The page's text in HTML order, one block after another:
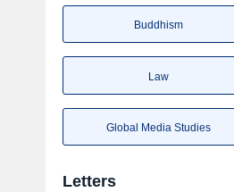
Buddhism
Law
Global Media Studies
Letters